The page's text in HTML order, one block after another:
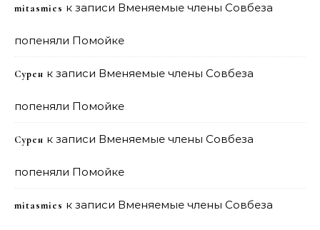
mitasmies к записи Вменяемые члены Совбеза
попеняли Помойке
Сурен к записи Вменяемые члены Совбеза
попеняли Помойке
Сурен к записи Вменяемые члены Совбеза
попеняли Помойке
mitasmies к записи Вменяемые члены Совбеза